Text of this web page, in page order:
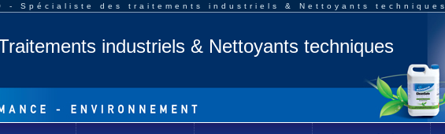
- Spécialiste des traitements industriels & Nettoyants techniques
industriels & Nettoyants techniques